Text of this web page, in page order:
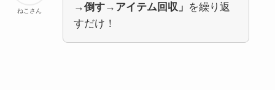
ねこさん
→倒す→アイテム回収」 を繰り返
すだけ！